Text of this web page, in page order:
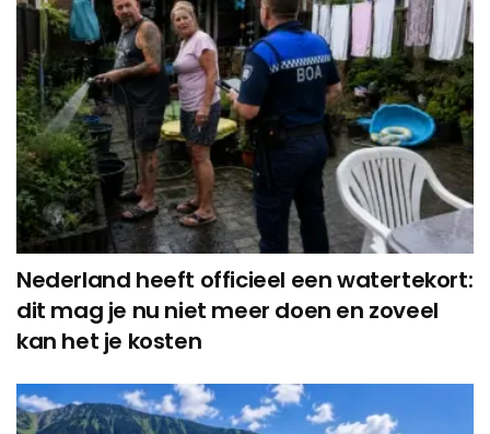
Nederland heeft officieel een watertekort:
dit mag je nu niet meer doen en zoveel
kan het je kosten